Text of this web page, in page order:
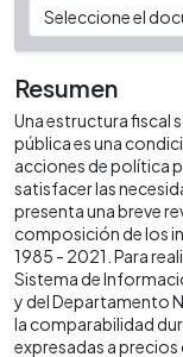
Resumen
Una estructura fiscal
pública es una
acciones de política
satisfacer las
presenta una breve
composición de los
1985 - 2021. Para
Sistema de
y del Departamento
la comparabilidad
expresadas a